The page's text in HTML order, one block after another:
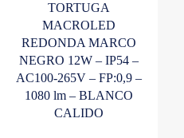
TORTUGA
MACROLED
REDONDA MARCO
NEGRO 12W – IP54 –
AC100-265V – FP:0,9 –
1080 lm – BLANCO
CALIDO